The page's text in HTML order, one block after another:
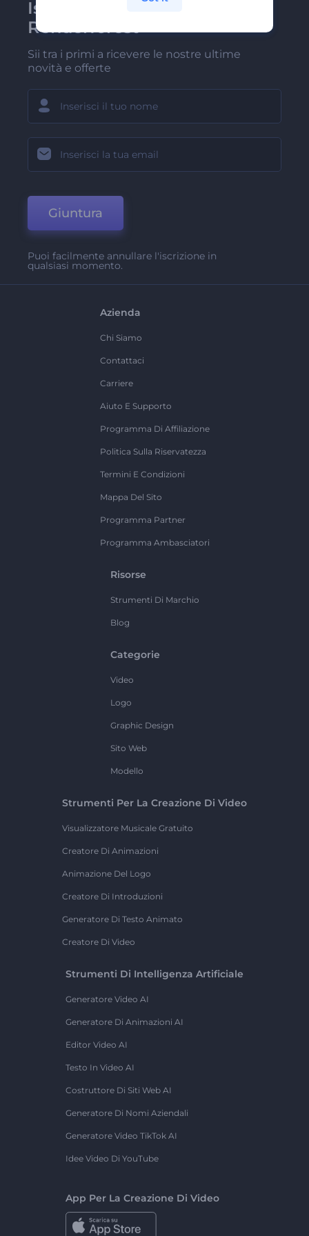
Iscriviti alla newsletter di
Renderforest
Sii tra i primi a ricevere le nostre ultime
novità e offerte
Giuntura
Puoi facilmente annullare l'iscrizione in
qualsiasi momento.
Azienda
Chi Siamo
Contattaci
Carriere
Aiuto E Supporto
Programma Di Affiliazione
Politica Sulla Riservatezza
Termini E Condizioni
Mappa Del Sito
Programma Partner
Programma Ambasciatori
Risorse
Strumenti Di Marchio
Blog
Categorie
Video
Logo
Graphic Design
Sito Web
Modello
Strumenti Per La Creazione Di Video
Visualizzatore Musicale Gratuito
Creatore Di Animazioni
Animazione Del Logo
Creatore Di Introduzioni
Generatore Di Testo Animato
Creatore Di Video
Strumenti Di Intelligenza Artificiale
Generatore Video AI
Generatore Di Animazioni AI
Editor Video AI
Testo In Video AI
Costruttore Di Siti Web AI
Generatore Di Nomi Aziendali
Generatore Video TikTok AI
Idee Video Di YouTube
App Per La Creazione Di Video